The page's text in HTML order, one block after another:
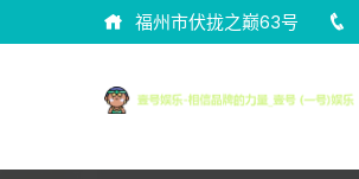
福州市伏拢之巅63号